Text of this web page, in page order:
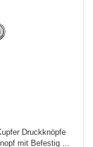
Druckknöpfe
mit Befestig ...